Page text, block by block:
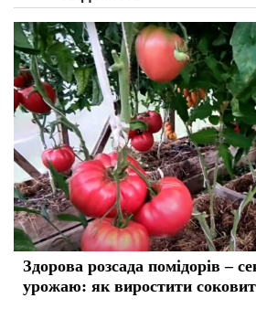
Здорова розсада помідорів –
урожаю: як виростити